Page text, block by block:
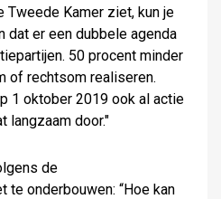
Tweede Kamer ziet, kun je
dat er een dubbele agenda
50 procent minder
of rechtsom realiseren.
1 oktober 2019 ook al actie
langzaam door."
de
te onderbouwen: “Hoe kan